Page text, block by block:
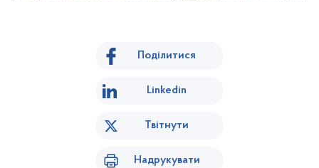
Поділитися
Linkedin
Твітнути
Надрукувати